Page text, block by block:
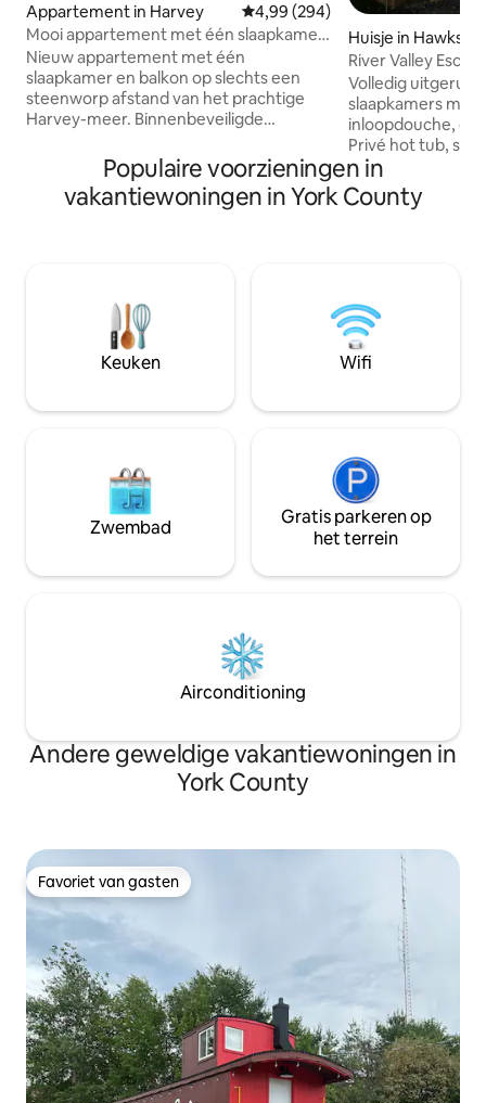
Appartement in Harvey Gemiddelde beoordeling van
4,99 (294)
Mooi appartement met één slaapkamer
aan Harvey Lake.
Nieuw appartement met één
slaapkamer en balkon op slechts een
steenworp afstand van het prachtige
Harvey-meer. Binnenbeveiligde
buitenparkeerplaats voor auto 's en
ruiter . Bereid je ontbijt uit
benodigdheden in de koelkast. Geniet
jouw gebruik. Slechts 5 km rijden van
het dorp en op 25 minuten rijden van
Fredericton. Kom logeren en ontspan en
laat je verhuurders, Roy en Dianne,
onvergetelijk is.
Huisje in
River Valley
Volledig uitgerust
slaapkamers met
inloopdouche,
Privé hot tub,
buitendouche/
voorjaar van
Kampvuurplaats
Wandelen,
watervallen,
winkels,
Mountain
Saint John River.
Populaire voorzieningen in
vakantiewoningen in York County
Keuken Wifi
Zwembad
Gratis parkeren op
het terrein
Airconditioning
Andere geweldige vakantiewoningen in
York County
Favoriet van gasten
Favoriet van gasten